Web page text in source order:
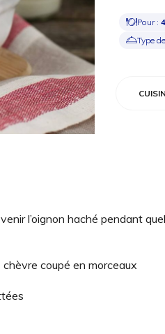
Pour :
Type
l’oignon haché pendant
coupé en morceaux